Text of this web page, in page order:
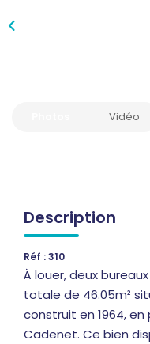
Vidéo
Description
Réf : 310
À louer, deux
totale de 46.05m²
construit en 1964,
Cadenet. Ce bien